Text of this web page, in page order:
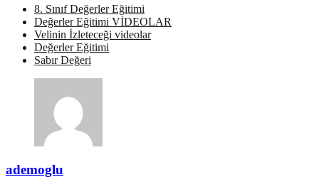
8. Sınıf Değerler Eğitimi
Değerler Eğitimi VİDEOLAR
Velinin İzleteceği videolar
Değerler Eğitimi
Sabır Değeri
ademoglu